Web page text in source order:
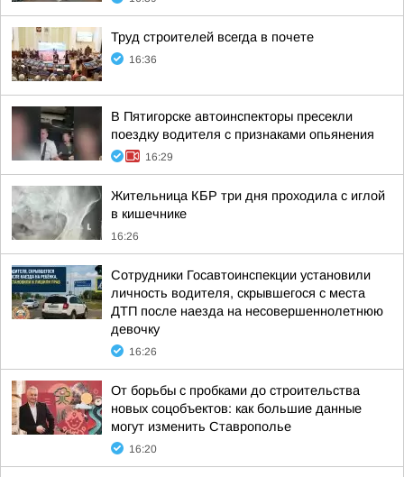
Труд строителей всегда в почете
16:36
В Пятигорске автоинспекторы пресекли
поездку водителя с признаками опьянения
16:29
Жительница КБР три дня проходила с иглой
в кишечнике
16:26
Сотрудники Госавтоинспекции установили
личность водителя, скрывшегося с места
ДТП после наезда на несовершеннолетнюю
девочку
16:26
От борьбы с пробками до строительства
новых соцобъектов: как большие данные
могут изменить Ставрополье
16:20